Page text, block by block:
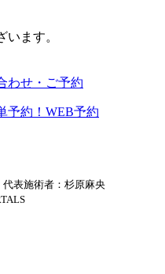
ます。
表施術者：杉原麻央